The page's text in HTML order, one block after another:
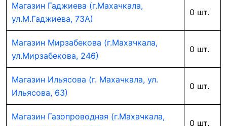
Магазин Гаджиева (г.Махачкала,
ул.М.Гаджиева, 73А)
0 шт.
Магазин Мирзабекова (г.Махачкала,
ул.Мирзабекова, 246)
0 шт.
Магазин Ильясова (г. Махачкала, ул.
Ильясова, 63)
0 шт.
Магазин Газопроводная (г.Махачкала,
0 шт.